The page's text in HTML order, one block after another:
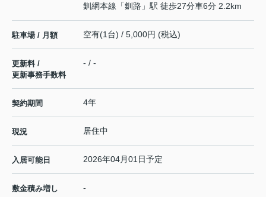
釧網本線 「釧路 」駅 徒歩27分車6分 2.2km
駐車場 / 月額 空有(1台) / 5,000円 (税込)
更新料 /
更新事務手数料
- / -
契約期間 4年
現況 居住中
入居可能日 2026年04月01日予定
敷金積み増し -